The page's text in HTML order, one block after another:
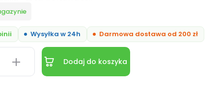
Wysyłka w 24h Darmowa dostawa od 200 zł
Dodaj do koszyka